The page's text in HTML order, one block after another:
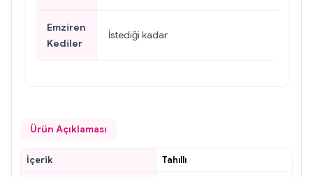
Emziren
Kediler
İstediği kadar
Ürün Açıklaması
İçerik
Tahıllı